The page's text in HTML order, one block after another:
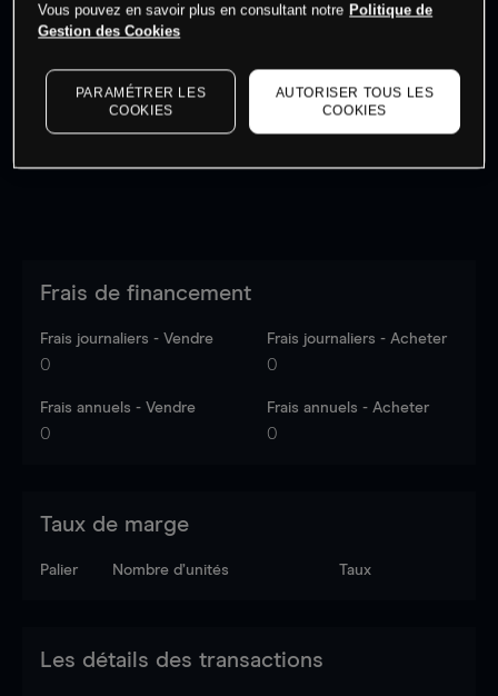
dernières données du marché.Log into see latest
market data
Frais de financement
Frais journaliers - Vendre
0
Frais journaliers - Acheter
0
Frais annuels - Vendre
0
Frais annuels - Acheter
0
Taux de marge
Palier Nombre d’unités Taux
Les détails des transactions
Vous pouvez en savoir plus en consultant notre Politique de
Gestion des Cookies
PARAMÉTRER LES
COOKIES
AUTORISER TOUS LES
COOKIES